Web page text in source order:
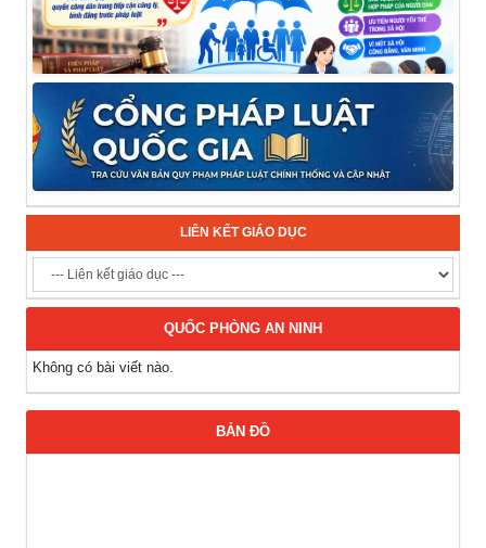
LIÊN KẾT GIÁO DỤC
QUỐC PHÒNG AN NINH
Không có bài viết nào.
BẢN ĐỒ